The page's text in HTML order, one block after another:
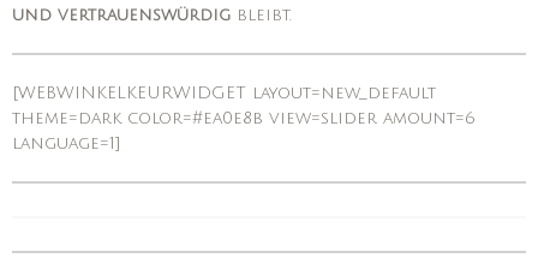
und vertrauenswürdig bleibt.
[WEBWINKELKEURWIDGET layout=new_default
theme=dark color=#ea0e8b view=slider amount=6
language=1]